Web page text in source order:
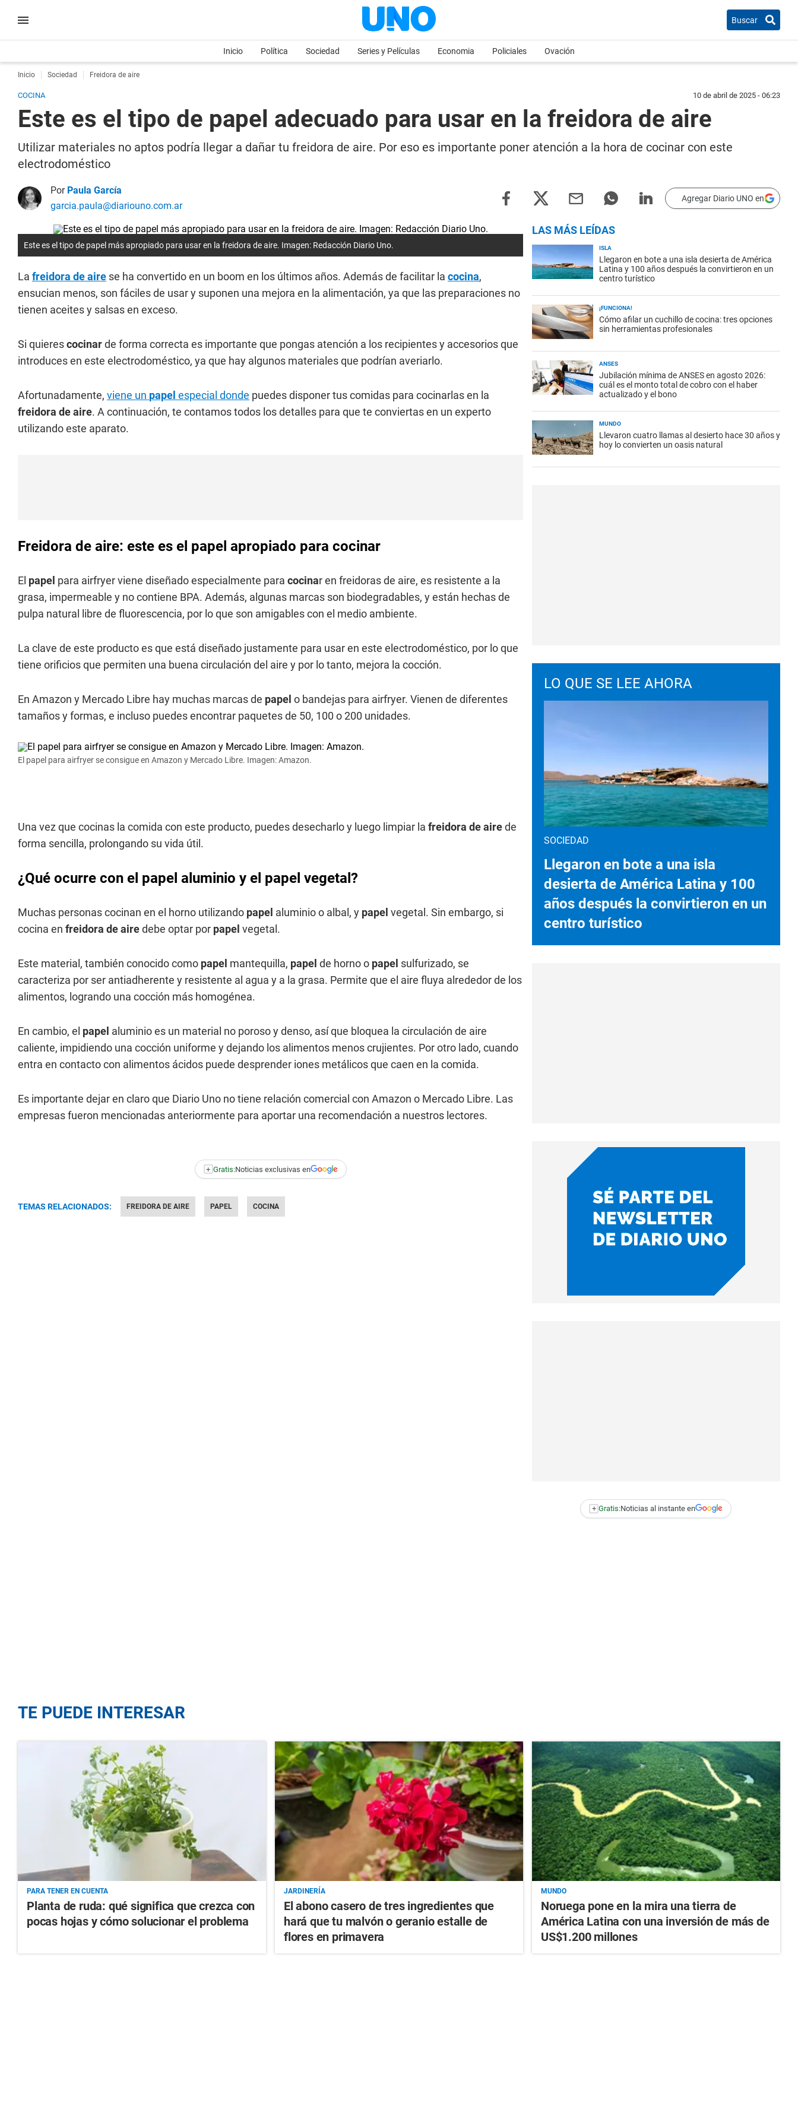
Buscar
Inicio Política Sociedad Series y Películas Economia Policiales Ovación
Inicio Sociedad Freidora de aire
COCINA 10 de abril de 2025 - 06:23
Este es el tipo de papel adecuado para usar en la freidora de aire
Utilizar materiales no aptos podría llegar a dañar tu freidora de aire. Por eso es importante poner atención a la hora de cocinar con este
electrodoméstico
Por Paula García
garcia.paula@diariouno.com.ar
Agregar Diario UNO en
Este es el tipo de papel más apropiado para usar en la freidora de aire. Imagen: Redacción Diario Uno.
La freidora de aire se ha convertido en un boom en los últimos años. Además de facilitar la cocina,
ensucian menos, son fáciles de usar y suponen una mejora en la alimentación, ya que las preparaciones no
tienen aceites y salsas en exceso.
Si quierescocinarde forma correcta es importante que pongas atención a los recipientes y accesorios que
introduces en este electrodoméstico, ya que hay algunos materiales que podrían averiarlo.
Afortunadamente, viene un papel especial donde puedes disponer tus comidas para cocinarlas en la
freidora de aire. A continuación, te contamos todos los detalles para que te conviertas en un experto
utilizando este aparato.
Freidora de aire: este es el papel apropiado para cocinar
El papel para airfryer viene diseñado especialmente para cocinar en freidoras de aire, es resistente a la
grasa, impermeable y no contiene BPA. Además, algunas marcas son biodegradables, y están hechas de
pulpa natural libre de fluorescencia, por lo que son amigables con el medio ambiente.
La clave de este producto es que está diseñado justamente para usar en este electrodoméstico, por lo que
tiene orificios que permiten una buena circulación del aire y por lo tanto, mejora la cocción.
En Amazon y Mercado Libre hay muchas marcas de papel o bandejas para airfryer. Vienen de diferentes
tamaños y formas, e incluso puedes encontrar paquetes de 50, 100 o 200 unidades.
El papel para airfryer se consigue en Amazon y Mercado Libre. Imagen: Amazon.
Una vez que cocinas la comida con este producto, puedes desecharlo y luego limpiar la freidora de airede
forma sencilla, prolongando su vida útil.
¿Qué ocurre con el papel aluminio y el papel vegetal?
Muchas personas cocinan en el horno utilizando papel aluminio o albal, y papel vegetal. Sin embargo, si
cocina en freidora de airedebe optar por papel vegetal.
Este material, también conocido como papel mantequilla, papel de horno o papel sulfurizado, se
caracteriza por ser antiadherente y resistente al agua y a la grasa. Permite que el aire fluya alrededor de los
alimentos, logrando una cocción más homogénea.
En cambio, el papel aluminio es un material no poroso y denso, así que bloquea la circulación de aire
caliente, impidiendo una cocción uniforme y dejando los alimentos menos crujientes. Por otro lado, cuando
entra en contacto con alimentos ácidos puede desprender iones metálicos que caen en la comida.
Es importante dejar en claro que Diario Uno no tiene relación comercial con Amazon o Mercado Libre. Las
empresas fueron mencionadas anteriormente para aportar una recomendación a nuestros lectores.
+ Gratis:Noticias exclusivas en
TEMAS RELACIONADOS: FREIDORA DE AIRE PAPEL COCINA
LAS MÁS LEÍDAS
ISLA
Llegaron en bote a una isla desierta de América
Latina y 100 años después la convirtieron en un
centro turístico
¡FUNCIONA!
Cómo afilar un cuchillo de cocina: tres opciones
sin herramientas profesionales
ANSES
Jubilación mínima de ANSES en agosto 2026:
cuál es el monto total de cobro con el haber
actualizado y el bono
MUNDO
Llevaron cuatro llamas al desierto hace 30 años y
hoy lo convierten un oasis natural
LO QUE SE LEE AHORA
SOCIEDAD
Llegaron en bote a una isla
desierta de América Latina y 100
años después la convirtieron en un
centro turístico
+ Gratis:Noticias al instante en
TE PUEDE INTERESAR
PARA TENER EN CUENTA
Planta de ruda: qué significa que crezca con
pocas hojas y cómo solucionar el problema
JARDINERÍA
El abono casero de tres ingredientes que
hará que tu malvón o geranio estalle de
flores en primavera
MUNDO
Noruega pone en la mira una tierra de
América Latina con una inversión de más de
US$1.200 millones